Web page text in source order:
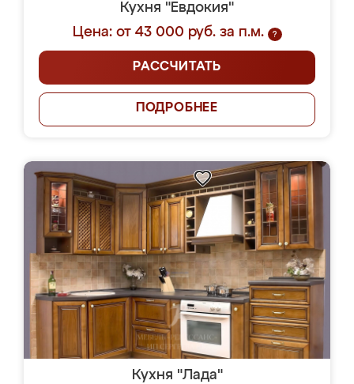
Кухня "Евдокия"
Цена: от 43 000 руб. за п.м.
?
РАССЧИТАТЬ
ПОДРОБНЕЕ
Кухня "Лада"